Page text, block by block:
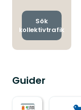
och
Sök
kollektivtrafik
Guider